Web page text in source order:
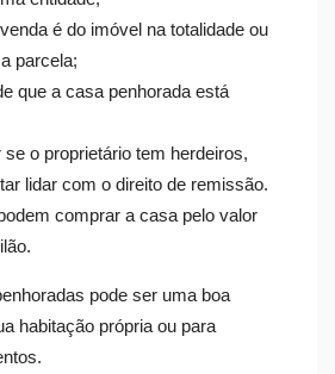
é do imóvel na totalidade ou
parcela;
que a casa penhorada está
o proprietário tem herdeiros,
lidar com o direito de remissão.
comprar a casa pelo valor
pode ser uma boa
habitação própria ou para